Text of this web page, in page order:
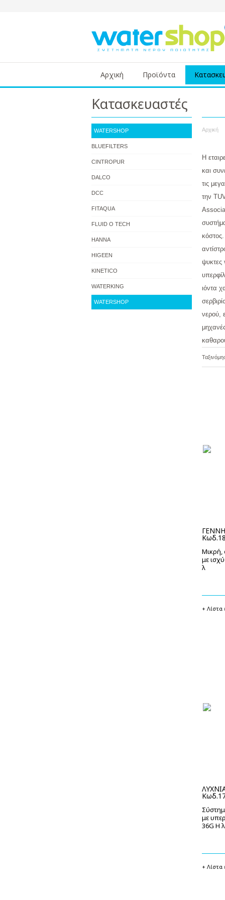
Αρχική Προϊόντα
Κατασκευαστές
WATERSHOP
BLUEFILTERS
CINTROPUR
DALCO
DCC
FITAQUA
FLUID O TECH
HANNA
HIGEEN
KINETICO
WATERKING
WATERSHOP
Αρχική
Η
και
τις
την
κόστος.
ψυκτες
ιόντα
νερού,
Μικρή,
με
λ
+ Λίστα
με
36G Η λ
+ Λίστα